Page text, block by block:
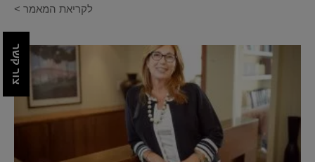
לקריאת המאמר >
צור קשר